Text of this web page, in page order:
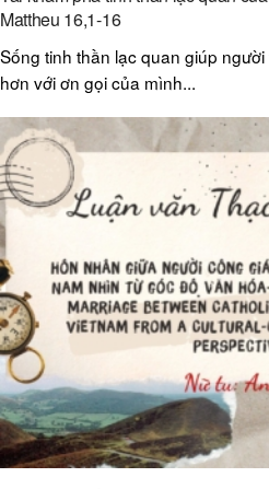
Mattheu 16,1-16
Sống tinh thần lạc quan giúp
hơn với ơn gọi của mình...